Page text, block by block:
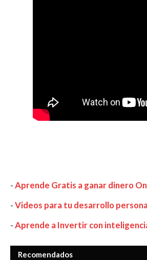
-Aprende Gratis a ganar dinero
-Videos para tu desarrollo
-Aprende a Invertir con
Recomendados